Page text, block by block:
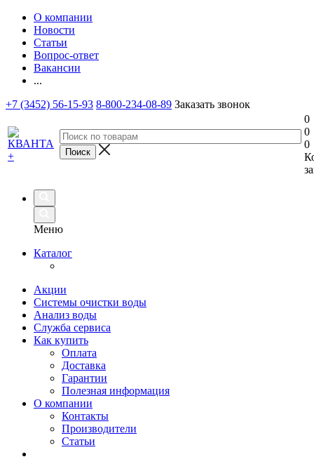
О компании
Новости
Статьи
Вопрос-ответ
Вакансии
...
+7 (3452) 56-15-93 8-800-234-08-89 Заказать звонок
0
0
0
Меню
Каталог
Акции
Системы очистки воды
Анализ воды
Служба сервиса
Как купить
Оплата
Доставка
Гарантии
Полезная информация
О компании
Контакты
Производители
Статьи